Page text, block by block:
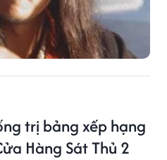
trị bảng xếp hạng
Hàng Sát Thủ 2